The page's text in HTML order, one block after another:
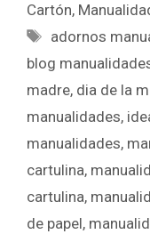
Cartón,
adornos
blog
madre, dia de la
manualidades,
manualidades,
cartulina,
cartulina,
de papel,